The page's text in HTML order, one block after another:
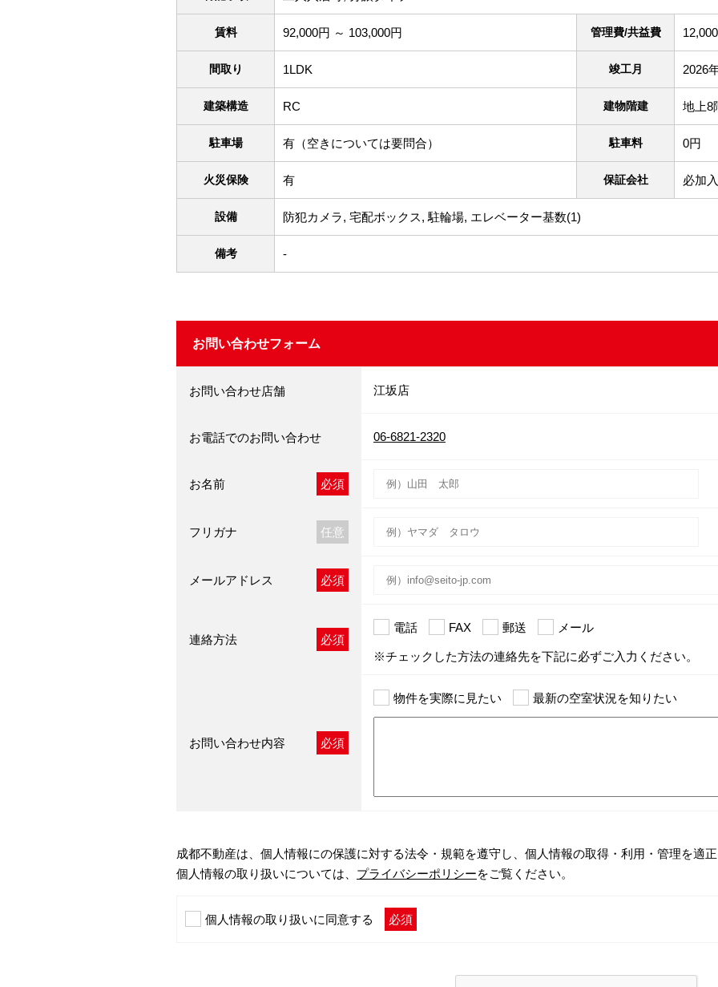
賃料 92,000円 ～ 103,000円 管理費/共益費
間取り 1LDK 竣工月 2026
建築構造 RC 建物階建 地上8
駐車場 有（空きについては要問合） 駐車料 0円
火災保険 有 保証会社 必加
設備 防犯カメラ, 宅配ボックス, 駐輪場, エレベーター基数(1)
備考 -
お問い合わせフォーム
お問い合わせ店舗 江坂店
お電話でのお問い合わせ 06-6821-2320
お名前 必須
フリガナ 任意
メールアドレス 必須
連絡方法 必須
電話 FAX 郵送 メール
※チェックした方法の連絡先を下記に必ずご入力ください。
お問い合わせ内容 必須
物件を実際に見たい 最新の空室状況を知りたい
成都不動産は、個人情報にの保護に対する法令・規範を遵守し、個人情報の取得・利用・管理を適正
個人情報の取り扱いについては、 プライバシーポリシーをご覧ください。
個人情報の取り扱いに同意する 必須